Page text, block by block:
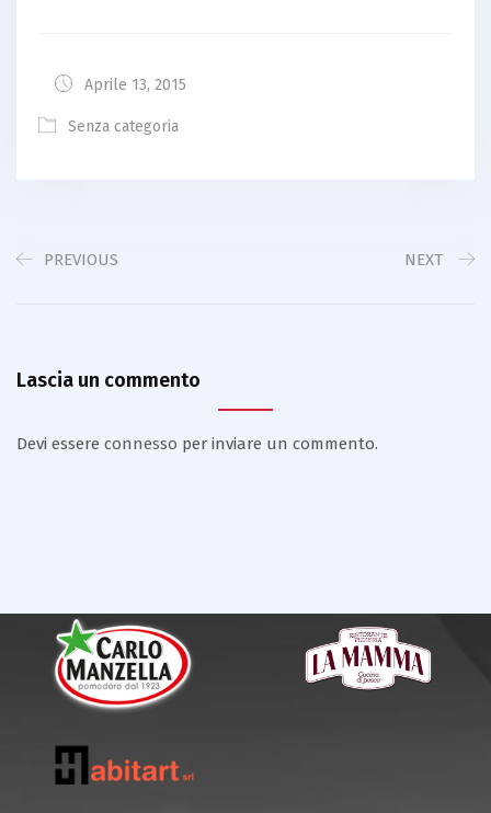
Aprile 13, 2015
Senza categoria
PREVIOUS NEXT
Lascia un commento
Devi essere connesso per inviare un commento.